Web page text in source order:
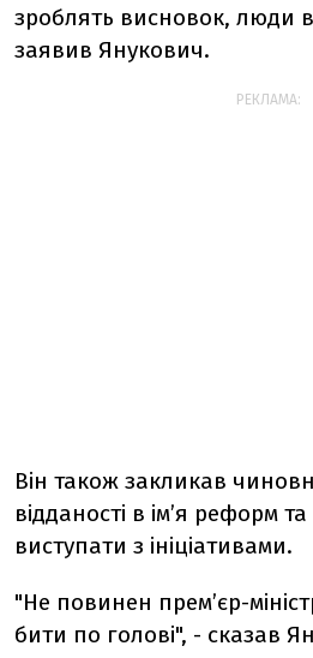
зроблять висновок, люди
заявив Янукович.
РЕКЛАМА:
Він також закликав
відданості в ім’я реформ
виступати з ініціативами.
"Не повинен прем’єр-
бити по голові", - сказав